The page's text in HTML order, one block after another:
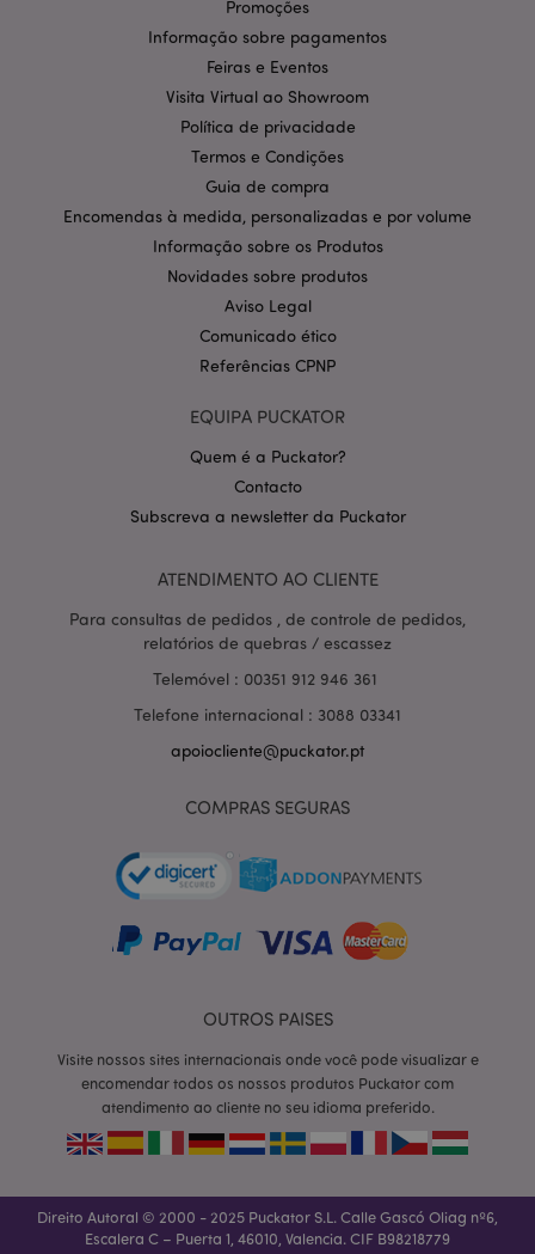
Promoções
Informação sobre pagamentos
Feiras e Eventos
Visita Virtual ao Showroom
Política de privacidade
Termos e Condições
Guia de compra
Encomendas à medida, personalizadas e por volume
Informação sobre os Produtos
Novidades sobre produtos
Aviso Legal
Comunicado ético
Referências CPNP
EQUIPA PUCKATOR
Quem é a Puckator?
Contacto
Subscreva a newsletter da Puckator
ATENDIMENTO AO CLIENTE
Para consultas de pedidos , de controle de pedidos,
relatórios de quebras / escassez
Telemóvel : 00351 912 946 361
Telefone internacional : 3088 03341
apoiocliente@puckator.pt
COMPRAS SEGURAS
OUTROS PAISES
Visite nossos sites internacionais onde você pode visualizar e
encomendar todos os nossos produtos Puckator com
atendimento ao cliente no seu idioma preferido.
Direito Autoral © 2000 - 2025 Puckator S.L. Calle Gascó Oliag nº6,
Escalera C – Puerta 1, 46010, Valencia. CIF B98218779
Os cookies estritamente necessários permitem
de utilizador e gestão de conta. O sítio web não
pode ser utilizado correctamente sem os cookies
.puckator.pt
mage-cache-storage-section-
PHPSESSID
PHP.net
.www.puckator.pt
section_data_ids
Adobe Inc.
www.puckator.pt
Política de Privacidade da